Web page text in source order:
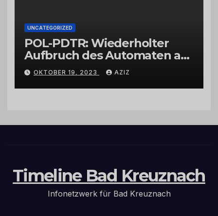
UNCATEGORIZED
POL-PDTR: Wiederholter
Aufbruch des Automaten am
Wohnmobilstellplatz in
Hermeskeil am Labachweg
OKTOBER 19, 2023 AZIZ
Timeline Bad Kreuznach
Infonetzwerk für Bad Kreuznach